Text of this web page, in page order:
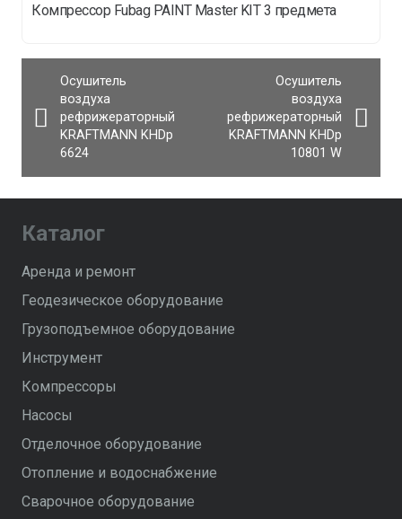
Компрессор Fubag PAINT Master KIT 3 предмета
Осушитель
воздуха
рефрижераторный
KRAFTMANN KHDp
6624
Осушитель
воздуха
рефрижераторный
KRAFTMANN KHDp
10801 W
Каталог
Аренда и ремонт
Геодезическое оборудование
Грузоподъемное оборудование
Инструмент
Компрессоры
Насосы
Отделочное оборудование
Отопление и водоснабжение
Сварочное оборудование